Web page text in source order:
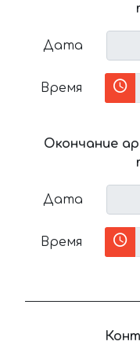
Дата
Время
Окончание
Дата
Время